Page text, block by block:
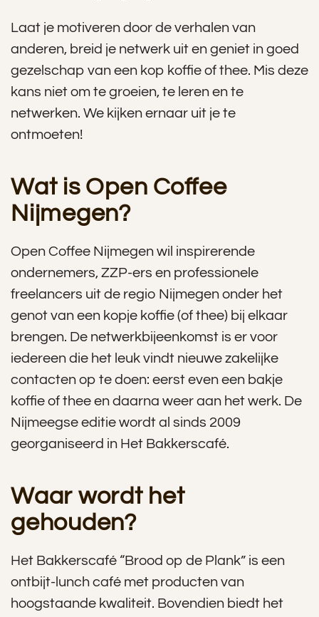
Laat je motiveren door de verhalen van
anderen, breid je netwerk uit en geniet in goed
gezelschap van een kop koffie of thee. Mis deze
kans niet om te groeien, te leren en te
netwerken. We kijken ernaar uit je te
ontmoeten!
Wat is Open Coffee
Nijmegen?
Open Coffee Nijmegen wil inspirerende
ondernemers, ZZP-ers en professionele
freelancers uit de regio Nijmegen onder het
genot van een kopje koffie (of thee) bij elkaar
brengen. De netwerkbijeenkomst is er voor
iedereen die het leuk vindt nieuwe zakelijke
contacten op te doen: eerst even een bakje
koffie of thee en daarna weer aan het werk. De
Nijmeegse editie wordt al sinds 2009
georganiseerd in Het Bakkerscafé.
Waar wordt het
gehouden?
Het Bakkerscafé “Brood op de Plank” is een
ontbijt-lunch café met producten van
hoogstaande kwaliteit. Bovendien biedt het